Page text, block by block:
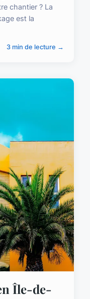
chantier ? La
est la
3 min de lecture →
Île-de-